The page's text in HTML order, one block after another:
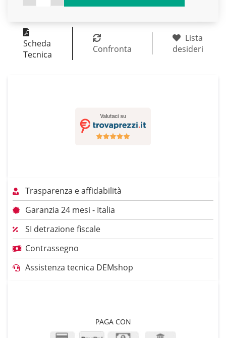
Scheda
Tecnica
Confronta
Lista
desideri
Trasparenza e affidabilità
Garanzia 24 mesi - Italia
SI detrazione fiscale
Contrassegno
Assistenza tecnica DEMshop
PAGA CON